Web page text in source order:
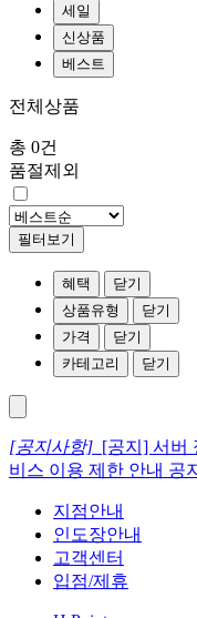
세일
신상품
베스트
전체상품
총 0건
품절제외
필터보기
혜택
닫기
상품유형
닫기
가격
닫기
카테고리
닫기
[공지사항] [공지] 서버
비스 이용 제한 안내 공
지점안내
인도장안내
고객센터
입점/제휴